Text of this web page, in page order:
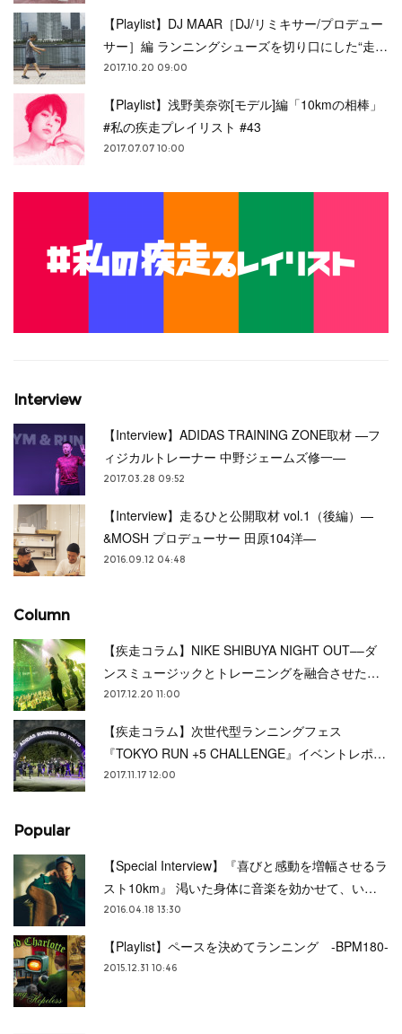
【Playlist】DJ MAAR［DJ/リミキサー/プロデュー
サー］編 ランニングシューズを切り口にした“走…
2017.10.20 09:00
【Playlist】浅野美奈弥[モデル]編「10kmの相棒」
#私の疾走プレイリスト #43
2017.07.07 10:00
Interview
【Interview】ADIDAS TRAINING ZONE取材 —フ
ィジカルトレーナー 中野ジェームズ修一—
2017.03.28 09:52
【Interview】走るひと公開取材 vol.1（後編）—
&MOSH プロデューサー 田原104洋—
2016.09.12 04:48
Column
【疾走コラム】NIKE SHIBUYA NIGHT OUT––ダ
ンスミュージックとトレーニングを融合させた…
2017.12.20 11:00
【疾走コラム】次世代型ランニングフェス
『TOKYO RUN +5 CHALLENGE』イベントレポ…
2017.11.17 12:00
Popular
【Special Interview】『喜びと感動を増幅させるラ
スト10km』 渇いた身体に音楽を効かせて、い…
2016.04.18 13:30
【Playlist】ペースを決めてランニング -BPM180-
2015.12.31 10:46